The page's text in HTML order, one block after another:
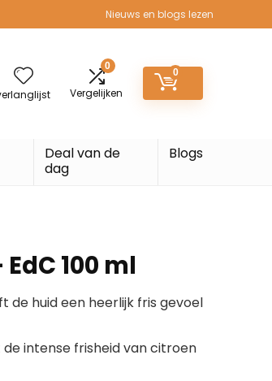
Nieuws en blogs lezen
0
Vergelijken
0
Deal van de
dag
Blogs
EdC 100 ml
de huid een heerlijk fris gevoel
de intense frisheid van citroen